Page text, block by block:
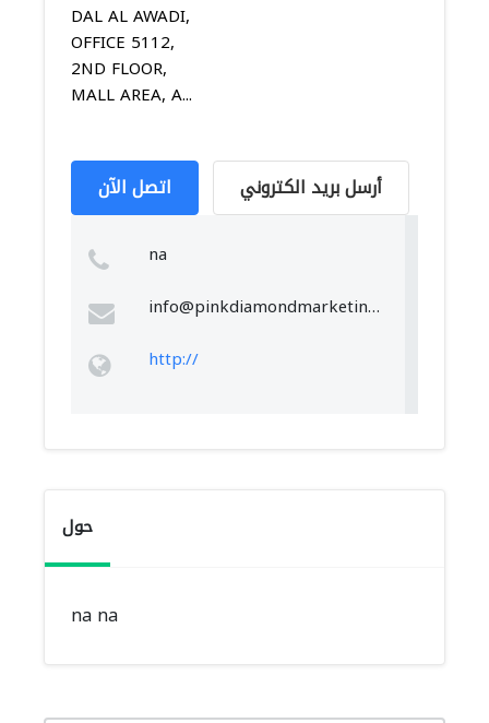
DAL AL AWADI,
OFFICE 5112,
2ND FLOOR,
MALL AREA, A...
اتصل الآن أرسل بريد الكتروني
na
info@pinkdiamondmarketing.com
http://
حول
na na